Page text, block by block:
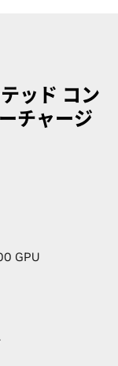
ッド コン
チャージ
GPU